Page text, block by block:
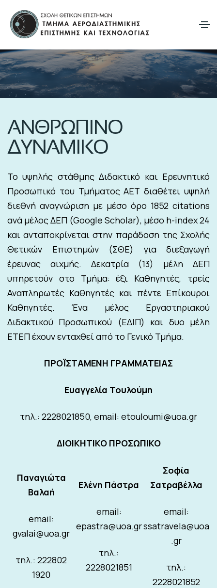
ΑΝΘΡΩΠΙΝΟ
ΔΥΝΑΜΙΚΟ
Το υψηλής στάθμης Διδακτικό και Ερευνητικό
Προσωπικό του Τμήματος ΑΕΤ διαθέτει υψηλή
διεθνή αναγνώριση με μέσο όρο 1852 citations
ανά μέλος ΔΕΠ (Google Scholar), μέσο h-index 24
και ανταποκρίνεται στην παράδοση της Σχολής
Θετικών Επιστημών (ΣΘΕ) για διεξαγωγή
έρευνας αιχμής. Δεκατρία (13) μέλη ΔΕΠ
υπηρετούν στο Τμήμα: έξι Καθηγητές, τρείς
Αναπληρωτές Καθηγητές και πέντε Επίκουροι
Καθηγητές. Ένα μέλος Εργαστηριακού
Διδακτικού Προσωπικού (ΕΔΙΠ) και δυο μέλη
ΕΤΕΠ έχουν ενταχθεί από το Γενικό Τμήμα.
ΠΡΟΪΣΤΑΜΕΝΗ ΓΡΑΜΜΑΤΕΙΑΣ
Eυαγγελία Τουλούμη
τηλ.: 2228021850, email: etouloumi@uoa.gr
ΔΙΟΙΚΗΤΙΚΟ ΠΡΟΣΩΠΙΚΟ
Παναγιώτα
Βαλαή
email:
gvalai@uoa.gr
τηλ.: 222802
1920
Ελένη Πάστρα
email:
epastra@uoa.gr
τηλ.:
2228021851
Σοφία
Σατραβέλλα
email:
ssatravela@uoa
.gr
τηλ.:
2228021852